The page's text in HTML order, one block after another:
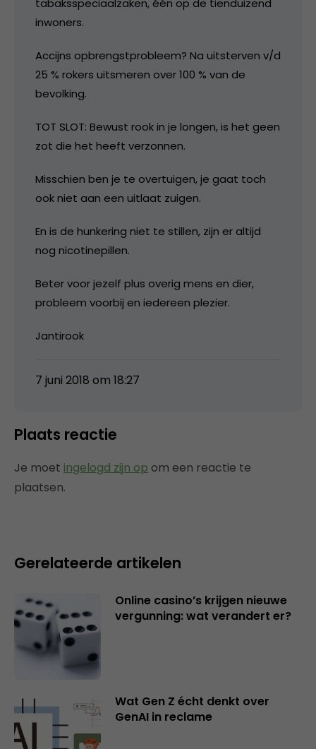
tabaksspeciaalzaken, één op de tienduizend
inwoners.
Accijns opbrengstprobleem? Na uitsterven v/d
25 % rokers uitsmeren over 100 % van de
bevolking.
TOT SLOT: Bewust rook in je longen, is het geen
zot die het heeft verzonnen.
Misschien ben je te overtuigen, je gaat toch
ook niet aan een uitlaat zuigen.
En is de hunkering niet te stillen, zijn er altijd
nog nicotinepillen.
Beter voor jezelf plus overig mens en dier,
probleem voorbij en iedereen plezier.
Jantirook
7 juni 2018 om 18:27
Plaats reactie
Je moet ingelogd zijn op om een reactie te
plaatsen.
Gerelateerde artikelen
Online casino’s krijgen nieuwe
vergunning: wat verandert er?
Wat Gen Z écht denkt over
GenAI in reclame